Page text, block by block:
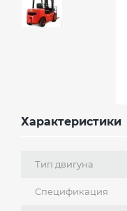
Характеристики
Тип двигуна
Спецификация